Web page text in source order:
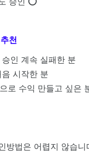
천
인 계속 실패한 분
시작한 분
로 수익 만들고 싶은
방법은 어렵지 않습니